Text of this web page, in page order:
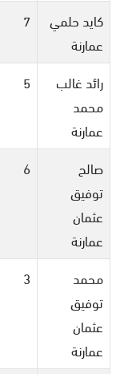
كايد حلمي
عمارنة
7
رائد غالب
محمد
عمارنة
5
صالح
توفيق
عثمان
عمارنة
6
محمد
توفيق
عثمان
عمارنة
3